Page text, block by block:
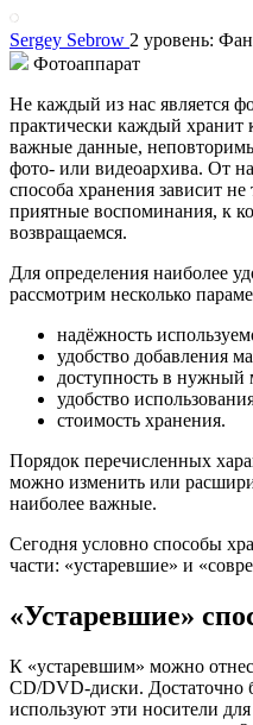
Sergey Sebrow 2 уровень:
Фотоаппарат
Не каждый из нас является
практически каждый
важные данные,
фото- или видеоархива. От
способа хранения зависит
приятные воспоминания, к
возвращаемся.
Для определения наиболее
рассмотрим несколько
надёжность
удобство добавления
доступность в нужный
удобство
стоимость хранения.
Порядок перечисленных
можно изменить или
наиболее важные.
Сегодня условно способы
части: «устаревшие» и
«Устаревшие»
К «устаревшим» можно
CD/DVD-диски. Достаточно
используют эти носители